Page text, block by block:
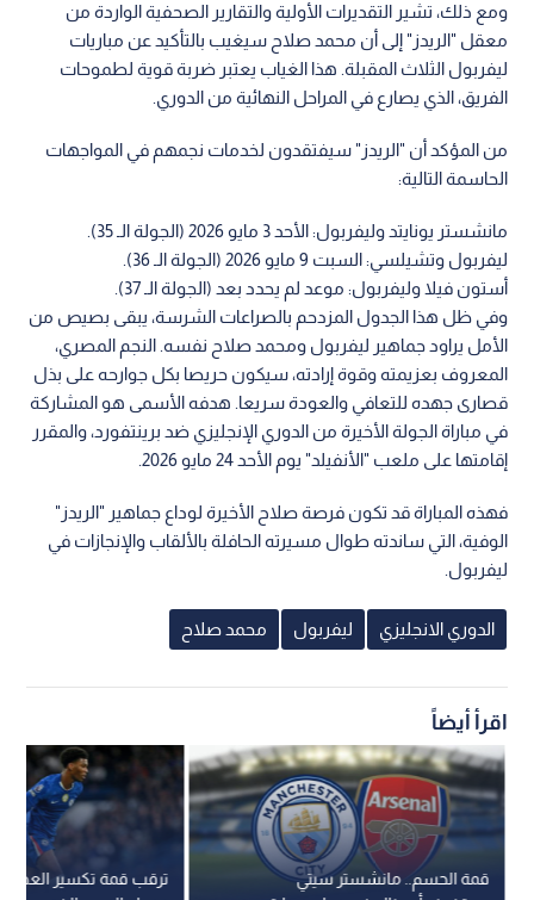
ومع ذلك، تشير التقديرات الأولية والتقارير الصحفية الواردة من
معقل "الريدز" إلى أن محمد صلاح سيغيب بالتأكيد عن مباريات
ليفربول الثلاث المقبلة. هذا الغياب يعتبر ضربة قوية لطموحات
الفريق، الذي يصارع في المراحل النهائية من الدوري.
من المؤكد أن "الريدز" سيفتقدون لخدمات نجمهم في المواجهات
الحاسمة التالية:
مانشستر يونايتد وليفربول: الأحد 3 مايو 2026 (الجولة الـ 35).
ليفربول وتشيلسي: السبت 9 مايو 2026 (الجولة الـ 36).
أستون فيلا وليفربول: موعد لم يحدد بعد (الجولة الـ 37).
وفي ظل هذا الجدول المزدحم بالصراعات الشرسة، يبقى بصيص من
الأمل يراود جماهير ليفربول ومحمد صلاح نفسه. النجم المصري،
المعروف بعزيمته وقوة إرادته، سيكون حريصا بكل جوارحه على بذل
قصارى جهده للتعافي والعودة سريعا. هدفه الأسمى هو المشاركة
في مباراة الجولة الأخيرة من الدوري الإنجليزي ضد برينتفورد، والمقرر
إقامتها على ملعب "الأنفيلد" يوم الأحد 24 مايو 2026.
فهذه المباراة قد تكون فرصة صلاح الأخيرة لوداع جماهير "الريدز"
الوفية، التي ساندته طوال مسيرته الحافلة بالألقاب والإنجازات في
ليفربول.
الدوري الانجليزي ليفربول محمد صلاح
اقرأ أيضاً
ترقب قمة تكسير العظام
قمة الحسم.. مانشستر سيتي